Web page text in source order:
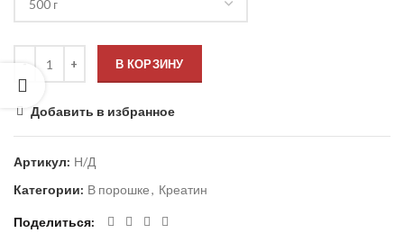
В КОРЗИНУ
Добавить в избранное
Артикул: Н/Д
Категории: В порошке, Креатин
Поделиться